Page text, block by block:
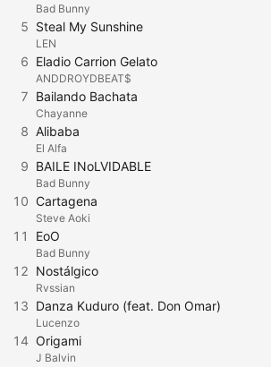
Bad Bunny
5 Steal My Sunshine
LEN
6 Eladio Carrion Gelato
ANDDROYDBEAT$
7 Bailando Bachata
Chayanne
8 Alibaba
El Alfa
9 BAILE INoLVIDABLE
Bad Bunny
10 Cartagena
Steve Aoki
11 EoO
Bad Bunny
12 Nostálgico
Rvssian
13 Danza Kuduro (feat. Don Omar)
Lucenzo
14 Origami
J Balvin